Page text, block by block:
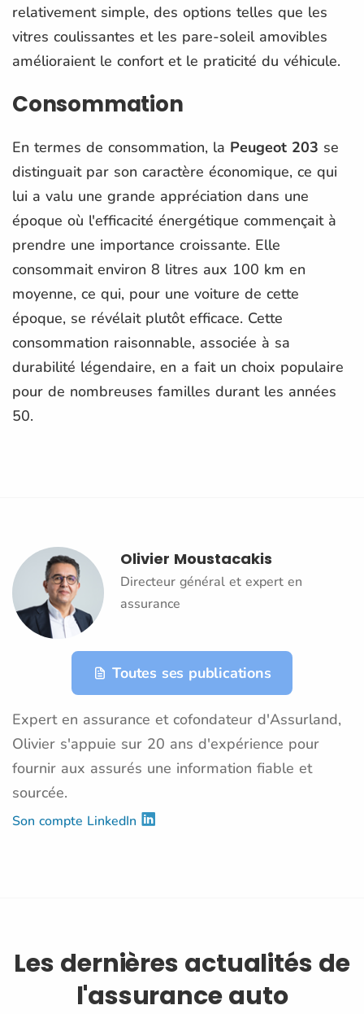
relativement simple, des options telles que les
vitres coulissantes et les pare-soleil amovibles
amélioraient le confort et le praticité du véhicule.
Consommation
En termes de consommation, la Peugeot 203 se
distinguait par son caractère économique, ce qui
lui a valu une grande appréciation dans une
époque où l'efficacité énergétique commençait à
prendre une importance croissante. Elle
consommait environ 8 litres aux 100 km en
moyenne, ce qui, pour une voiture de cette
époque, se révélait plutôt efficace. Cette
consommation raisonnable, associée à sa
durabilité légendaire, en a fait un choix populaire
pour de nombreuses familles durant les années
50.
Olivier Moustacakis
Directeur général et expert en
assurance
Toutes ses publications
Expert en assurance et cofondateur d'Assurland,
Olivier s'appuie sur 20 ans d'expérience pour
fournir aux assurés une information fiable et
sourcée.
Son compte LinkedIn
Les dernières actualités de
l'assurance auto